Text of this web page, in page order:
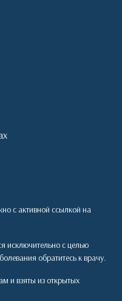
с активной ссылкой на
исключительно с целью
обратитесь к врачу.
и взяты из открытых